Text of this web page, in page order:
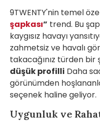
9TWENTY'nin temel
şapkası” trend. Bu
kaygısız havayı
zahmetsiz ve havalı
takacağınız türden bir
düşük profilli Daha
görünümden
seçenek haline geliyor.
Uygunluk ve